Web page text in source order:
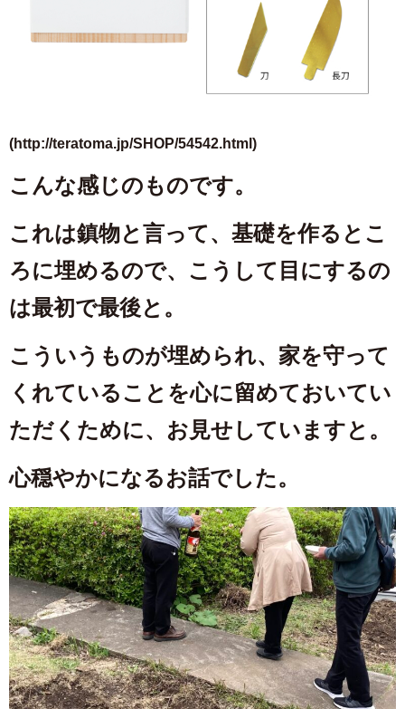
(http://teratoma.jp/SHOP/54542.html)
こんな感じのものです。
これは鎮物と言って、基礎を作るとこ
ろに埋めるので、こうして目にするの
は最初で最後と。
こういうものが埋められ、家を守って
くれていることを心に留めておいてい
ただくために、お見せしていますと。
心穏やかになるお話でした。